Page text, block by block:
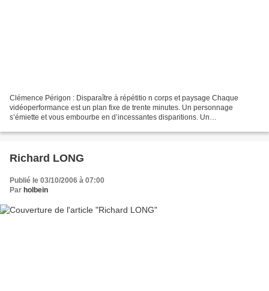
Clémence Périgon : Disparaître à répétitio n corps et paysage Chaque
vidéoperformance est un plan fixe de trente minutes. Un personnage
s’émiette et vous embourbe en d’incessantes disparitions. Un
Richard LONG
Publié le 03/10/2006 à 07:00
Par holbein